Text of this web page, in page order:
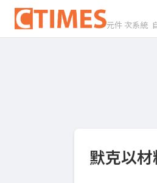
元件 次系統
默克以